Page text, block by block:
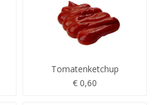
Tomatenketchup
€ 0,60